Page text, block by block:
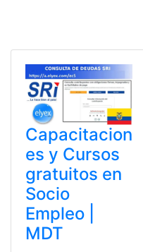
Capacitacion
es y Cursos
gratuitos en
Socio
Empleo |
MDT